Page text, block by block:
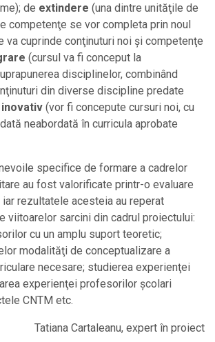
de extindere (una dintre unităţile de
competenţe se vor completa prin noul
va cuprinde conţinuturi noi şi competenţe
(cursul va fi conceput la
disciplinelor, combinând
din diverse discipline predate
inovativ (vor fi concepute cursuri noi, cu
neabordată în curricula aprobate
specifice de formare a cadrelor
au fost valorificate printr-o evaluare
rezultatele acesteia au reperat
viitoarelor sarcini din cadrul proiectului:
cu un amplu suport teoretic;
modalităţi de conceptualizare a
necesare; studierea experienţei
experienţei profesorilor şcolari
CNTM etc.
Tatiana Cartaleanu, expert în proiect